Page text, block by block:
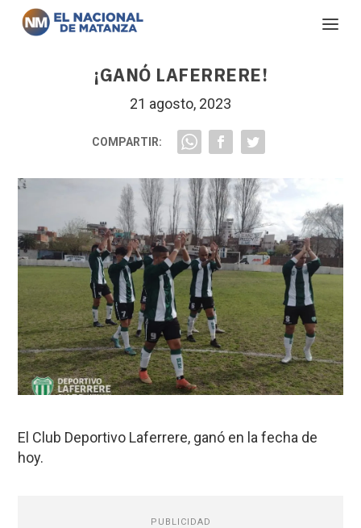
¡GANÓ LAFERRERE!
21 agosto, 2023
COMPARTIR:
El Club Deportivo Laferrere, ganó en la fecha de
hoy.
PUBLICIDAD